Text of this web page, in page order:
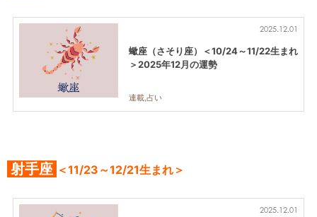
2025.12.01
蠍座（さそり座）＜10/24～11/22生まれ
＞2025年12月の運勢
連載,占い
射手座 ＜11/23～12/21生まれ＞
2025.12.01